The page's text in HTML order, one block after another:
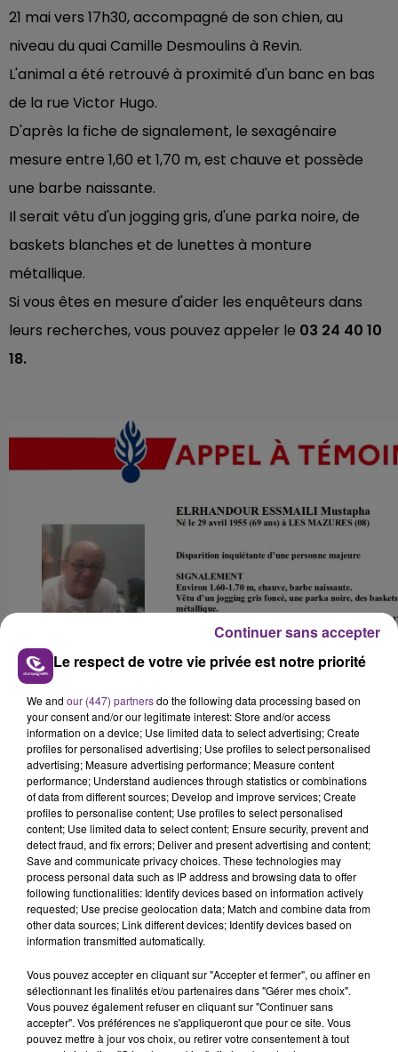
21 mai vers 17h30, accompagné de son chien, au
niveau du quai Camille Desmoulins à Revin.
L'animal a été retrouvé à proximité d'un banc en bas
de la rue Victor Hugo.
D'après la fiche de signalement, le sexagénaire
mesure entre 1,60 et 1,70 m, est chauve et possède
une barbe naissante.
Il serait vêtu d'un jogging gris, d'une parka noire, de
baskets blanches et de lunettes à monture
métallique.
Si vous êtes en mesure d'aider les enquêteurs dans
leurs recherches, vous pouvez appeler le 03 24 40 10
18.
FIL D'ACTU
7 août 2026
LA CENTRALE NUCLÉAIRE DE CHOOZ
TOUJOURS À L'ARRÊT
Cela fait déjà une semaine que la centrale
Le respect de votre vie privée est notre priorité
We and our (447) partnersdo the following data processing based on
your consent and/or our legitimate interest: Store and/or access
information on a device; Use limited data to select advertising; Create
profiles for personalised advertising; Use profiles to select personalised
advertising; Measure advertising performance; Measure content
performance; Understand audiences through statistics or combinations
of data from different sources; Develop and improve services; Create
profiles to personalise content; Use profiles to select personalised
content; Use limited data to select content; Ensure security, prevent and
detect fraud, and fix errors; Deliver and present advertising and content;
Save and communicate privacy choices. These technologies may
process personal data such as IP address and browsing data to offer
following functionalities: Identify devices based on information actively
requested; Use precise geolocation data; Match and combine data from
other data sources; Link different devices; Identify devices based on
information transmitted automatically.
Vous pouvez accepter en cliquant sur "Accepter et fermer", ou affiner en
sélectionnant les finalités et/ou partenaires dans "Gérer mes choix".
Vous pouvez également refuser en cliquant sur "Continuer sans
accepter". Vos préférences ne s'appliqueront que pour ce site. Vous
pouvez mettre à jour vos choix, ou retirer votre consentement à tout
Continuer sans accepter